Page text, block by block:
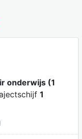
onderwijs (1
1